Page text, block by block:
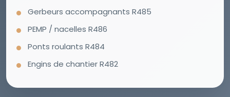
Gerbeurs accompagnants R485
PEMP / nacelles R486
Ponts roulants R484
Engins de chantier R482